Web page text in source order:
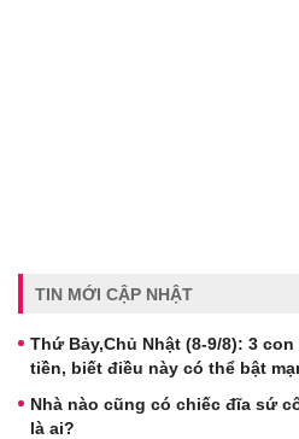
TIN MỚI CẬP NHẬT
Thứ Bảy,Chủ Nhật (8-9/8): 3
tiền, biết điều này có thể bật
Nhà nào cũng có chiếc đĩa sứ
là ai?